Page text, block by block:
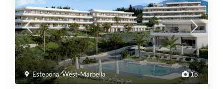
18
Estepona,West-Marbella